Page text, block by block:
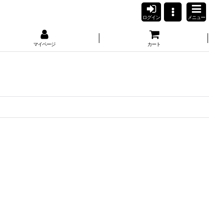
ログイン メニュー
マイページ カート